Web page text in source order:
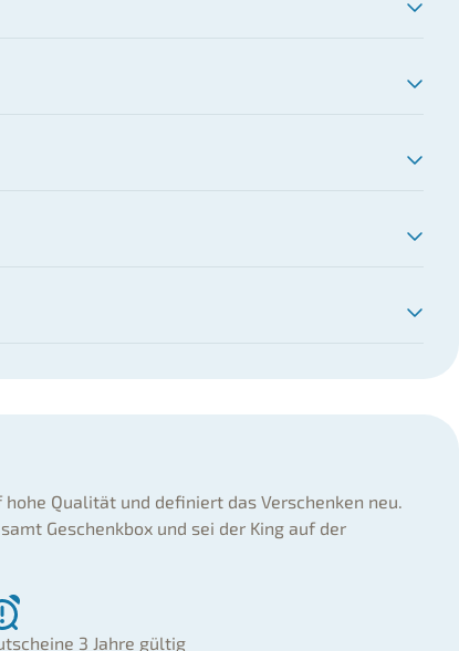
Qualität und definiert das Verschenken neu.
Geschenkbox und sei der King auf der
3 Jahre gültig